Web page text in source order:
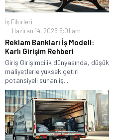
İş Fikirleri
Haziran 14, 2025 5:01 am
Reklam Bankları İş Modeli:
Karlı Girişim Rehberi
Giriş Girişimcilik dünyasında, düşük
maliyetlerle yüksek getiri
potansiyeli sunan iş...